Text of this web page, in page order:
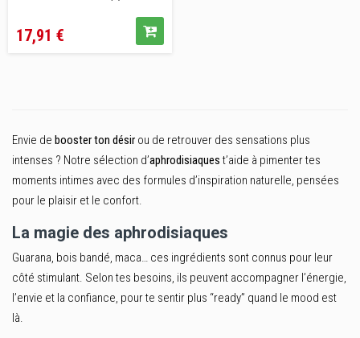
17,91 €
Envie de booster ton désir ou de retrouver des sensations plus
intenses ? Notre sélection d’aphrodisiaquest’aide à pimenter tes
moments intimes avec des formules d’inspiration naturelle, pensées
pour le plaisir et le confort.
La magie des aphrodisiaques
Guarana, bois bandé, maca… ces ingrédients sont connus pour leur
côté stimulant. Selon tes besoins, ils peuvent accompagner l’énergie,
l’envie et la confiance, pour te sentir plus “ready” quand le mood est
là.